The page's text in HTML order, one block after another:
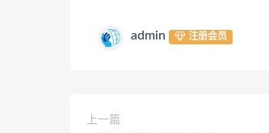
admin 注册会员
上一篇